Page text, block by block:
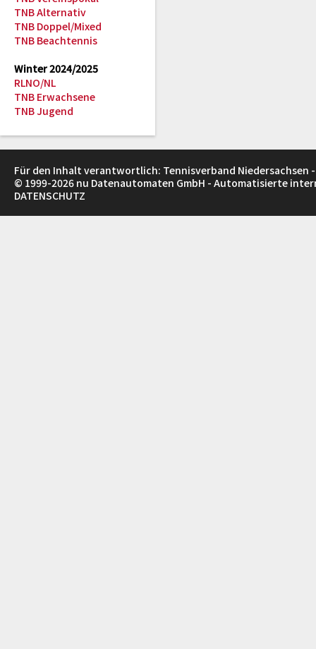
TNB Alternativ
TNB Doppel/Mixed
TNB Beachtennis
Winter 2024/2025
RLNO/NL
TNB Erwachsene
TNB Jugend
Für den Inhalt verantwortlich: Tennisverband Niedersachsen -
© 1999-2026 nu Datenautomaten GmbH - Automatisierte
DATENSCHUTZ